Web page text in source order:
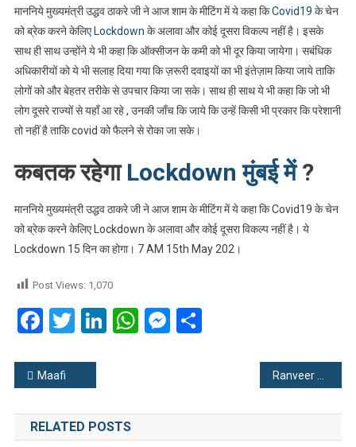
से
15
दिन
का
Lockdown
लग
महाराष्ट्र
में।
माननिये मुख्यमंत्री उद्धव ठाकरे जी ने आज शाम के मीटिंग में ये कहा किCovid19 के चेन
को ब्रेक करने केलिएLockdown के अलावा और कोई दूसरा विकल्प नहीं है। इसके
साथ ही साथ उन्होंने ये भी कहा कि ऑक्सीजन के कमी को भी दूर किया जायेगा। सबंधिक
अधिकारीयों को ये भी सलाह दिया गया कि ज़रूरी दवाइयों का भी इंतेज़ाम किया जाये ताकि
लोगों को और बेहतर तरीके से उपचार किया जा सके। साथ ही साथ ये भी कहा कि जो भी
लोग दूसरे राज्यों से यहाँ आ रहे , उनकी जाँच कि जाये कि उन्हें किसी भी प्रकार कि परेशानी
तो नहीं है ताकि covid को फैलने से रोका जा सके।
कबतक रहेगा Lockdown मुंबई में ?
माननिये मुख्यमंत्री उद्धव ठाकरे जी ने आज शाम के मीटिंग में ये कहा कि Covid19 के चेन
को ब्रेक करने केलिए Lockdown के अलावा और कोई दूसरा विकल्प नहीं है। ये
Lockdown 15 दिन का होगा। 7 AM 15th May 202।
Post Views: 1,070
Facebook
Twitter
LinkedIn
WhatsApp
Messenger
Share
Post
navigation
Maafi
RELATED POSTS